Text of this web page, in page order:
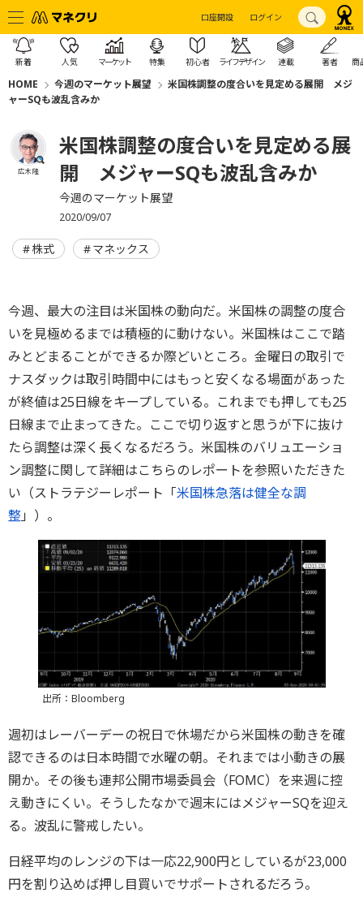
口座開設 ログイン
新着 人気 マーケット 特集 初心者 ライフデザイン 連載 著者 商
HOME 今週のマーケット展望
米国株調整の度合いを見定める展開 メジ
ャーSQも波乱含みか
広木 隆
米国株調整の度合いを見定める展
開 メジャーSQも波乱含みか
今週のマーケット展望
2020/09/07
株式 マネックス
今週、最大の注目は米国株の動向だ。米国株の調整の度合
いを見極めるまでは積極的に動けない。米国株はここで踏
みとどまることができるか際どいところ。金曜日の取引で
ナスダックは取引時間中にはもっと安くなる場面があった
が終値は25日線をキープしている。これまでも押しても25
日線まで止まってきた。ここで切り返すと思うが下に抜け
たら調整は深く長くなるだろう。米国株のバリュエーショ
ン調整に関して詳細はこちらのレポートを参照いただきた
い（ストラテジーレポート「米国株急落は健全な調
整」）。
出所：Bloomberg
週初はレーバーデーの祝日で休場だから米国株の動きを確
認できるのは日本時間で水曜の朝。それまでは小動きの展
開か。その後も連邦公開市場委員会（FOMC）を来週に控
え動きにくい。そうしたなかで週末にはメジャーSQを迎え
る。波乱に警戒したい。
日経平均のレンジの下は一応22,900円としているが23,000
円を割り込めば押し目買いでサポートされるだろう。